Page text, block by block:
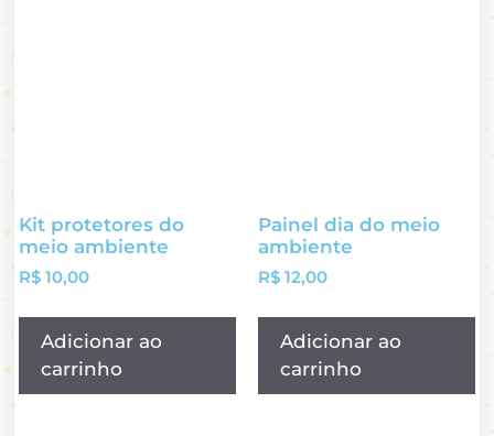
Kit protetores do
meio ambiente
R$ 10,00
Adicionar ao
carrinho
Painel dia do meio
ambiente
R$ 12,00
Adicionar ao
carrinho